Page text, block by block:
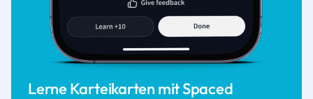
Lerne Karteikarten mit Spaced